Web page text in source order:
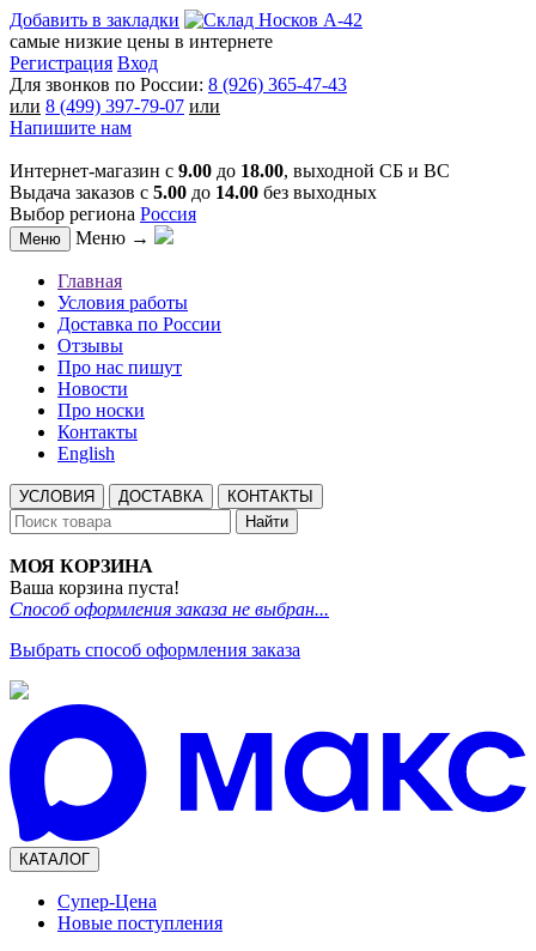
Добавить в закладки
самые низкие цены в интернете
Регистрация Вход
Для звонков по России: 8 (926) 365-47-43
или 8 (499) 397-79-07 или
Напишите нам
Интернет-магазин с 9.00 до 18.00, выходной СБ и ВС
Выдача заказов с 5.00 до 14.00 без выходных
Выбор региона Россия
Меню Меню →
Главная
Условия работы
Доставка по России
Отзывы
Про нас пишут
Новости
Про носки
Контакты
English
УСЛОВИЯ ДОСТАВКА
КОНТАКТЫ
Найти
МОЯ КОРЗИНА
Ваша корзина пуста!
Способ оформления заказа не выбран...
Выбрать способ оформления заказа
КАТАЛОГ
Супер-Цена
Новые поступления